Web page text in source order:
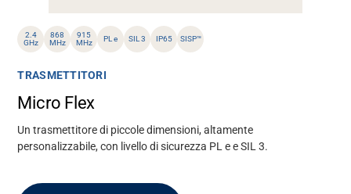
2.4
GHz
868
MHz
915
MHz
PL e SIL 3 IP65 SISP™
TRASMETTITORI
Micro Flex
Un trasmettitore di piccole dimensioni, altamente
personalizzabile, con livello di sicurezza PL e e SIL 3.